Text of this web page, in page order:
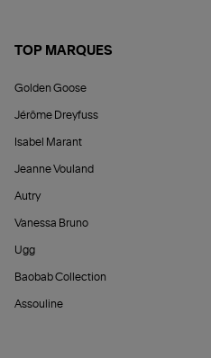
TOP MARQUES
Golden Goose
Jérôme Dreyfuss
Isabel Marant
Jeanne Vouland
Autry
Vanessa Bruno
Ugg
Baobab Collection
Assouline